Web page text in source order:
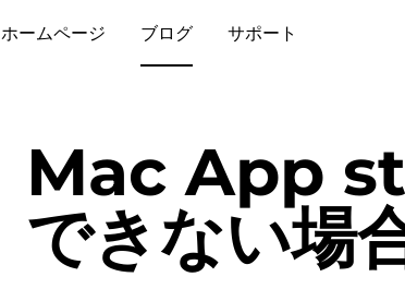
ホームページ ブログ サポート
Mac App
できない場